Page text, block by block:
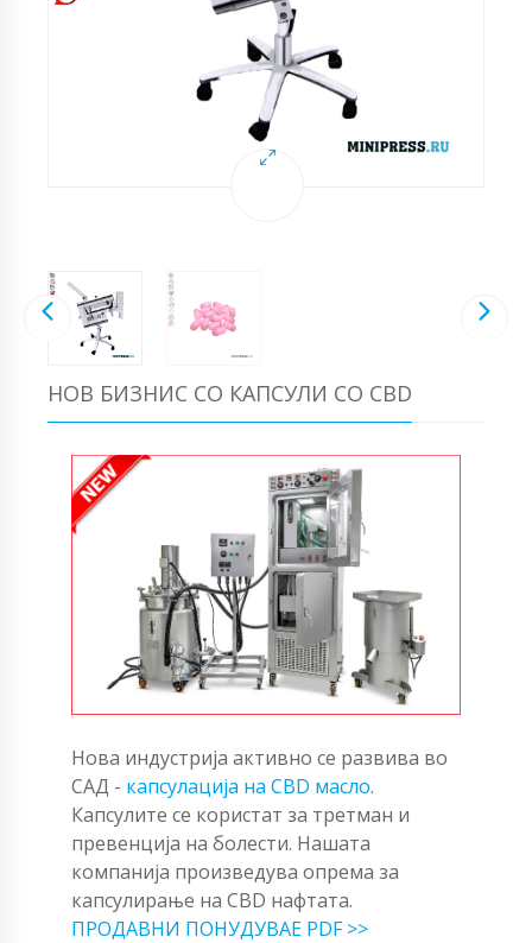
НОВ БИЗНИС СО КАПСУЛИ СО CBD
Нова индустрија активно се развива во
САД - капсулација на CBD масло.
Капсулите се користат за третман и
превенција на болести. Нашата
компанија произведува опрема за
капсулирање на CBD нафтата.
ПРОДАВНИ ПОНУДУВАЕ PDF >>